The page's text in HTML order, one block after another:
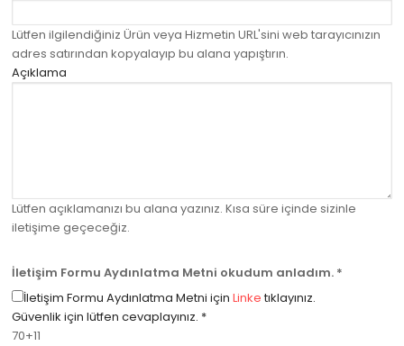
Lütfen ilgilendiğiniz Ürün veya Hizmetin URL'sini web tarayıcınızın
adres satırından kopyalayıp bu alana yapıştırın.
Açıklama
Lütfen açıklamanızı bu alana yazınız. Kısa süre içinde sizinle
iletişime geçeceğiz.
İletişim Formu Aydınlatma Metni okudum anladım. *
İletişim Formu Aydınlatma Metni için Linketıklayınız.
Güvenlik için lütfen cevaplayınız. *
70+11